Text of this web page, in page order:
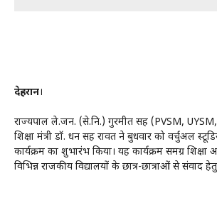
देहरादून।
राज्यपाल ले.जन. (से.नि.) गुरमीत सिंह (PVSM,
शिक्षा मंत्री डॉ. धन सिंह रावत ने बुधवार को वर्चुअल
कार्यक्रम का शुभारंभ किया। यह कार्यक्रम समग्र
विभिन्न राजकीय विद्यालयों के छात्र-छात्राओं से संवाद